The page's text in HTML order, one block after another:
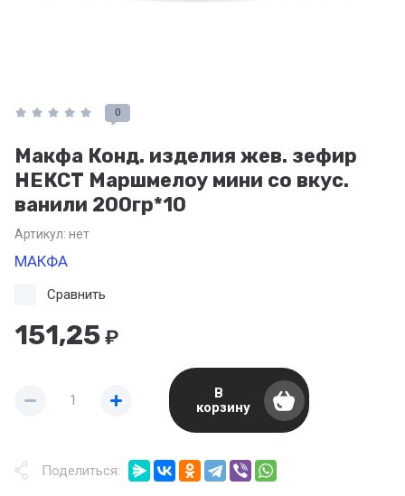
0
Макфа Конд. изделия жев. зефир
НЕКСТ Маршмелоу мини со вкус.
ванили 200гр*10
Артикул: нет
МАКФА
151,25₽
Сравнить
В
корзину
Поделиться: